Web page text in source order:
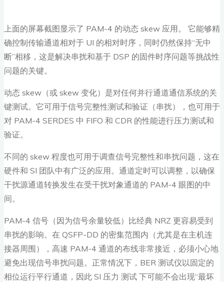
上面的屏幕截图显示了 PAM-4 的动态 skew 应用。 它能够精
确控制传输通道相对于 UI 的相对时序，同时仍然保持“无中
断”相移，这是解决串扰和基于 DSP 的固件时序问题等挑战性
问题的关键。
动态 skew（或 skew 变化）是对任何并行通道通信系统的关
键测试。它可用于信号完整性测试和验证（串扰），也可用于
对 PAM-4 SERDES 中 FIFO 和 CDR 的性能进行压力测试和
验证。
不同的 skew 程度也可用于调查信号完整性和串扰问题，这在
硬件和 SI 团队中有广泛的应用。通道定时可以调整，以确保
干扰源通道转换发生在受干扰对象通道的 PAM-4 眼图的中
间。
PAM-4 信号（因为信号余量较低）比经典 NRZ 更容易受到
串扰的影响。在 QSFP-DD 的密集范围内（尤其是在主机连
接器周围），高速 PAM-4 通道的布线非常接近，必须小心地
避免出现信号串扰问题。正常情况下，BER 测试仪以固定的
相位运行平行通道，因此 SI 压力 测试 下可能不会出现“最坏